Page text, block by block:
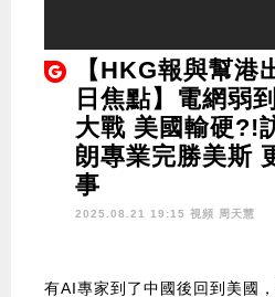
【HKG報與幫港
日焦點】電網弱
大戰 美國輸硬?!
朗專業完勝美斯
事
2025.08.21 19:15 視頻 周天慧
有AI專家到了中國後回到美國